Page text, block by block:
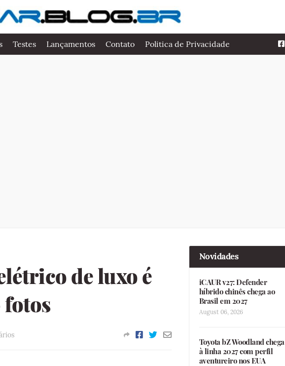
Testes Lançamentos Contato Politica de Privacidade
de luxo é
Novidades
iCAUR v27: Defender
híbrido chinês chega ao
Brasil em 2027
August 06, 2026
Toyota bZ Woodland chega
à linha 2027 com perfil
aventureiro nos EUA